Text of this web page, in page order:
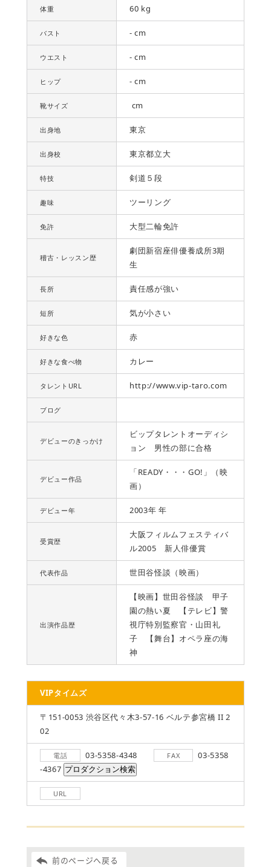
体重 60 kg
バスト - cm
ウエスト - cm
ヒップ - cm
靴サイズ cm
出身地 東京
出身校 東京都立大
特技 剣道５段
趣味 ツーリング
免許 大型二輪免許
稽古・レッスン歴
劇団新宿座俳優養成所3期
生
長所 責任感が強い
短所 気が小さい
好きな色 赤
好きな食べ物 カレー
タレントURL http://www.vip-taro.com
ブログ
デビューのきっかけ
ビップタレントオーディシ
ョン 男性の部に合格
デビュー作品
「READY・・・GO!」（映
画）
デビュー年 2003年 年
受賞歴
大阪フィルムフェスティバ
ル2005 新人俳優賞
代表作品 世田谷怪談（映画）
出演作品歴
【映画】世田谷怪談 甲子
園の熱い夏 【テレビ】警
視庁特別監察官・山田礼
子 【舞台】オペラ座の海
神
VIPタイムズ
〒151-0053 渋谷区代々木3-57-16 ベルテ参宮橋 II 2
02
電話 03-5358-4348 FAX
03-5358
-4367
URL
前のページへ戻る